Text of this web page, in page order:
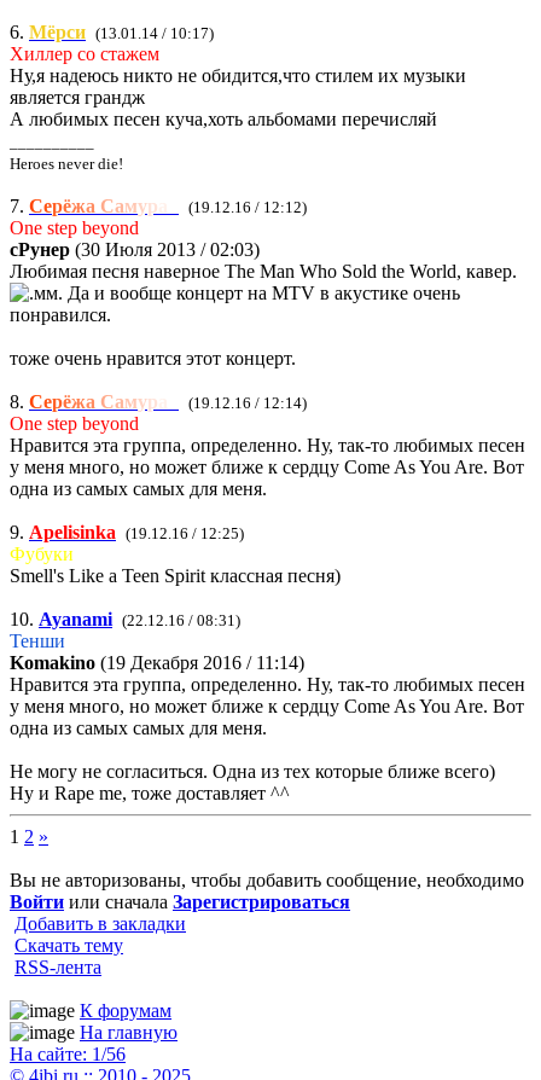
6. Мёрси (13.01.14 / 10:17)
Хиллер со стажем
Ну,я надеюсь никто не обидится,что стилем их музыки
является грандж
А любимых песен куча,хоть альбомами перечисляй
Heroes never die!
7. Серёжа Самур (19.12.16 / 12:12)
One step beyond
сРунер (30 Июля 2013 / 02:03)
Любимая песня наверное The Man Who Sold the World, кавер.
Да и вообще концерт на МТV в акустике очень
понравился.
тоже очень нравится этот концерт.
8. Серёжа Самур (19.12.16 / 12:14)
One step beyond
Нравится эта группа, определенно. Ну, так-то любимых песен
у меня много, но может ближе к сердцу Come As You Are. Вот
одна из самых самых для меня.
9. Apelisinka (19.12.16 / 12:25)
Фубуки
Smell's Like a Teen Spirit классная песня)
10. Ayanami (22.12.16 / 08:31)
Тенши
Komakino (19 Декабря 2016 / 11:14)
Нравится эта группа, определенно. Ну, так-то любимых песен
у меня много, но может ближе к сердцу Come As You Are. Вот
одна из самых самых для меня.
Не могу не согласиться. Одна из тех которые ближе всего)
Ну и Rape me, тоже доставляет ^^
1 2 »
Вы не авторизованы, чтобы добавить сообщение, необходимо
Войти или сначала Зарегистрироваться
Добавить в закладки
Скачать тему
RSS-лента
К форумам
На главную
На сайте: 1/56
© 4ibi.ru :: 2010 - 2025